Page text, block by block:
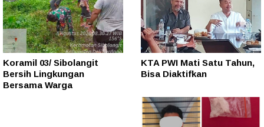
Koramil 03/ Sibolangit
Bersih Lingkungan
Bersama Warga
KTA PWI Mati Satu Tahun,
Bisa Diaktifkan